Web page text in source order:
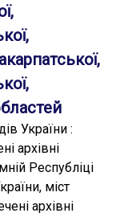
України :
архівні
Республіці
міст
архівні